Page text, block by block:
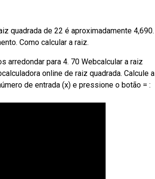
quadrada de 22 é aproximadamente 4,690.
Como calcular a raiz.
arredondar para 4. 70 Webcalcular a raiz
online de raiz quadrada. Calcule a
de entrada (x) e pressione o botão = :